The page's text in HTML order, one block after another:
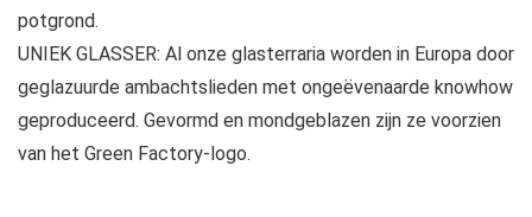
potgrond.
UNIEK GLASSER: Al onze glasterraria worden in Europa door
geglazuurde ambachtslieden met ongeëvenaarde knowhow
geproduceerd. Gevormd en mondgeblazen zijn ze voorzien
van het Green Factory-logo.